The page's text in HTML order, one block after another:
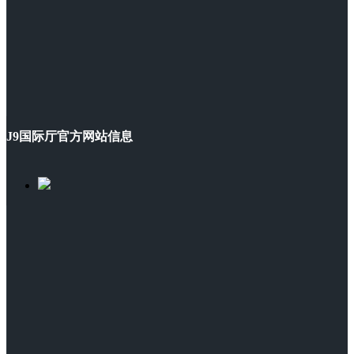
J9国际厅官方网站信息